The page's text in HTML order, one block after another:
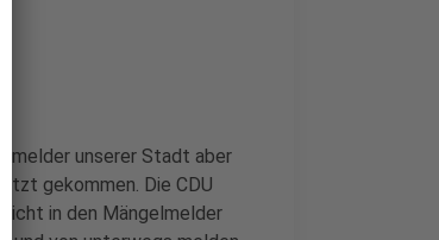
unserer Stadt aber
gekommen. Die CDU
in den Mängelmelder